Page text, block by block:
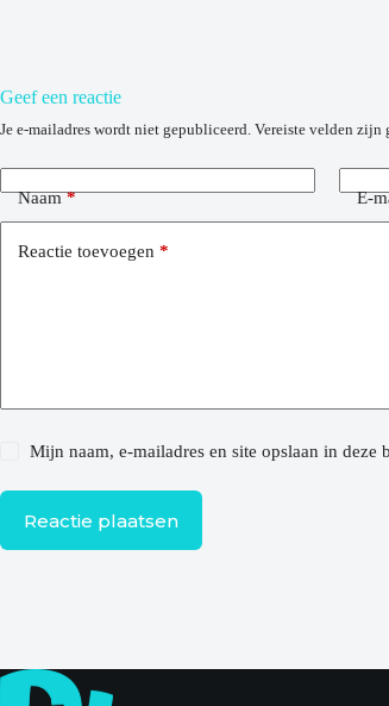
Geef een reactie
Je e-mailadres wordt niet gepubliceerd. Vereiste velden zijn
Naam* E-
Reactie toevoegen *
Mijn naam, e-mailadres en site opslaan in
Reactie plaatsen